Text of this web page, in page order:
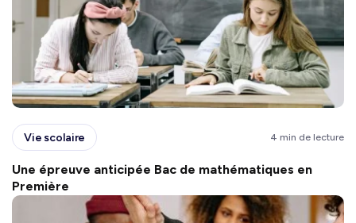
Vie scolaire 4 min de lecture
Une épreuve anticipée Bac de mathématiques en
Première